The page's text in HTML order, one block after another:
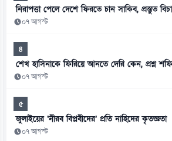
নিরাপত্তা পেলে দেশে ফিরতে চান সাকিব, প্রস্তুত
০৭ আগস্ট
৪
শেখ হাসিনাকে ফিরিয়ে আনতে দেরি কেন, প্রশ্ন
০৭ আগস্ট
৫
জুলাইয়ের ‘নীরব বিপ্লবীদের’ প্রতি নাহিদের কৃতজ্ঞতা
০৭ আগস্ট